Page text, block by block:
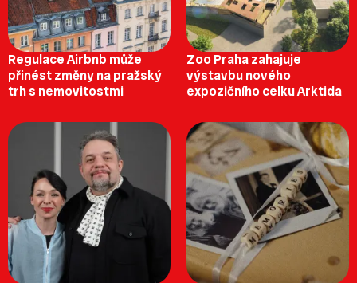
Regulace Airbnb může
přinést změny na pražský
trh s nemovitostmi
Zoo Praha zahajuje
výstavbu nového
expozičního celku Arktida